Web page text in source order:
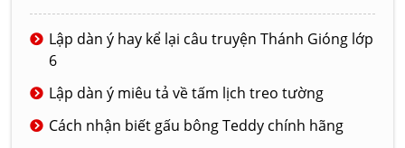
Lập dàn ý hay kể lại câu truyện Thánh Gióng lớp
6
Lập dàn ý miêu tả về tấm lịch treo tường
Cách nhận biết gấu bông Teddy chính hãng